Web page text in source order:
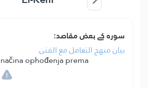
سورہ کے بعض مقاصد:
بيان منهج التعامل مع الفتن.
ophođenja prema